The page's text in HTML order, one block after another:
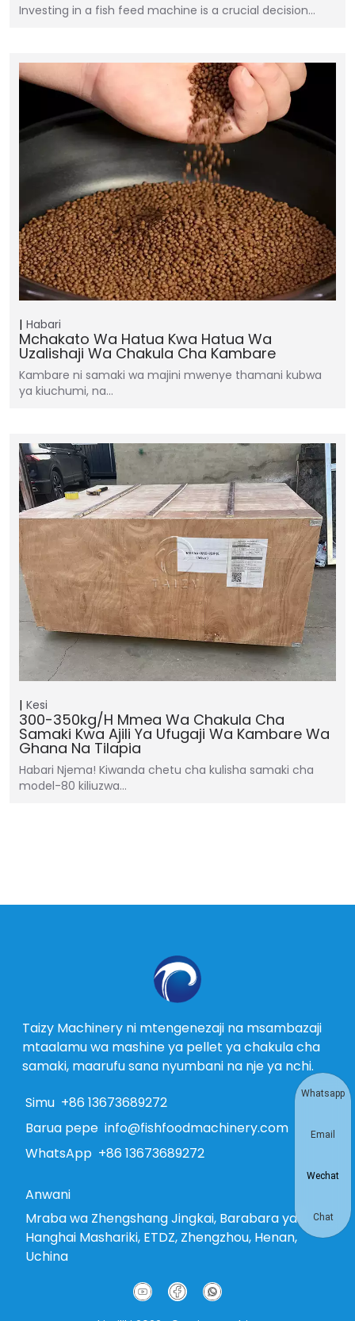
Investing in a fish feed machine is a crucial decision…
Habari
Mchakato Wa Hatua Kwa Hatua Wa
Uzalishaji Wa Chakula Cha Kambare
Kambare ni samaki wa majini mwenye thamani kubwa
ya kiuchumi, na…
Kesi
300-350kg/h Mmea Wa Chakula Cha
Samaki Kwa Ajili Ya Ufugaji Wa Kambare Wa
Ghana Na Tilapia
Habari Njema! Kiwanda chetu cha kulisha samaki cha
model-80 kiliuzwa…
Taizy Machinery ni mtengenezaji na msambazaji
mtaalamu wa mashine ya pellet ya chakula cha
samaki, maarufu sana nyumbani na nje ya nchi.
Simu +86 13673689272
Barua pepe info@fishfoodmachinery.com
WhatsApp +86 13673689272
Anwani
Mraba wa Zhengshang Jingkai, Barabara ya
Hanghai Mashariki, ETDZ, Zhengzhou, Henan,
Uchina
Whatsapp
Email
Wechat
Chat